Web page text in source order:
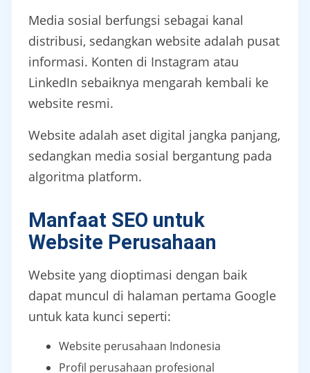
Media sosial berfungsi sebagai kanal
distribusi, sedangkan website adalah pusat
informasi. Konten di Instagram atau
LinkedIn sebaiknya mengarah kembali ke
website resmi.
Website adalah aset digital jangka panjang,
sedangkan media sosial bergantung pada
algoritma platform.
Manfaat SEO untuk
Website Perusahaan
Website yang dioptimasi dengan baik
dapat muncul di halaman pertama Google
untuk kata kunci seperti:
Website perusahaan Indonesia
Profil perusahaan profesional